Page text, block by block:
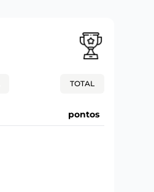
TOTAL
pontos